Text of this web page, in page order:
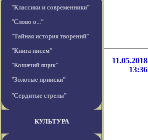
"Классики и современники"
"Слово о..."
"Тайная история творений"
"Книга писем"
"Кошачий ящик"
"Золотые прииски"
"Сердитые стрелы"
КУЛЬТУРА
11.05.2018
13:36